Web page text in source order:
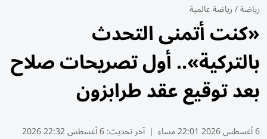
رياضة/رياضة عالمية
«كنت أتمنى التحدث
بالتركية».. أول تصريحات صلاح
بعد توقيع عقد طرابزون
6 أغسطس 2026 22:01 مساء | آخر تحديث:6 أغسطس 22:32 2026